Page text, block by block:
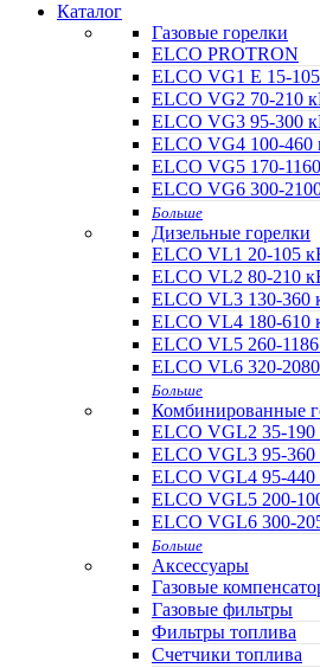
Каталог
Газовые горелки
ELCO PROTRON
ELCO VG1 E 15-
ELCO VG2 70-210
ELCO VG3 95-300
ELCO VG4 100-460
ELCO VG5 170-
ELCO VG6 300-
Больше
Дизельные горелки
ELCO VL1 20-105
ELCO VL2 80-210
ELCO VL3 130-360
ELCO VL4 180-610
ELCO VL5 260-
ELCO VL6 320-
Больше
Комбинированные
ELCO VGL2 35-190
ELCO VGL3 95-360
ELCO VGL4 95-440
ELCO VGL5 200-
ELCO VGL6 300-
Больше
Аксессуары
Газовые
Газовые фильтры
Фильтры топлива
Счетчики топлива